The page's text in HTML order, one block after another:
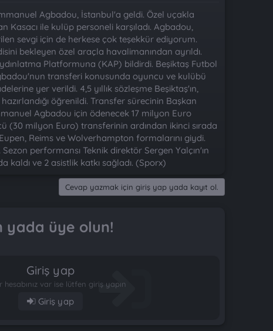
Agbadou, İstanbul'a geldi. Özel uçakla
ile kulüp personeli karşıladı. Agbadou,
sevgi için de herkese çok teşekkür ediyorum.
bekleyen özel araçla havalimanından ayrıldı.
Platformuna (KAP) bildirdi. Beşiktaş Futbol
transferi konusunda oyuncu ve kulübü
yer verildi. 4,5 yıllık sözleşme Beşiktaş'ın,
öğrenildi. Transfer sürecinin Başkan
Agbadou için ödenecek 17 milyon Euro
(30 milyon Euro) transferinin ardından ikinci sırada
Reims ve Wolverhampton formalarını giydi.
performansı Teknik direktör Sergen Yalçın'ın
kaldı ve 2 asistlik katkı sağladı. (Sporx)
Cevap yazmak için giriş yap yada kayıt ol.
yada üye olun!
Giriş yap
hesabınız var ise lütfen giriş yapın
Giriş yap